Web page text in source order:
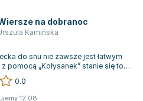
na dobranoc
Kamińska
do snu nie zawsze jest łatwym
pomocą „Kołysanek” stanie się to
Ten zbió...
0.0
12.08